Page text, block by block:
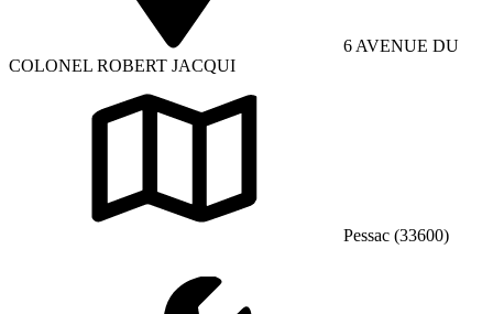
6 AVENUE DU
COLONEL ROBERT JACQUI
Pessac (33600)